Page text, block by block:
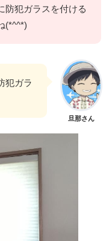
防犯ガラスを付ける
(*^^*)
旦那さん
犯ガラ